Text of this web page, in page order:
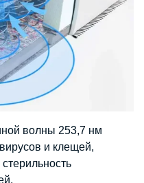
волны 253,7 нм
и клещей,